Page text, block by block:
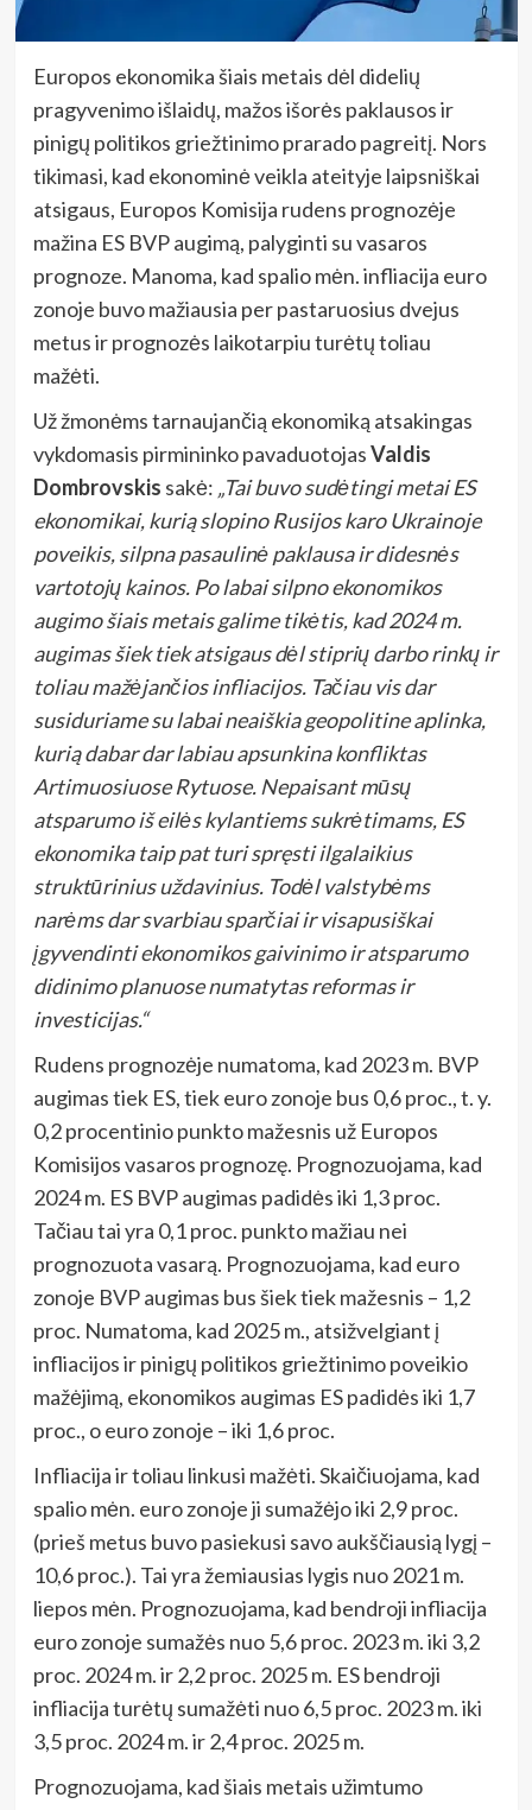
Europos ekonomika šiais metais dėl didelių
pragyvenimo išlaidų, mažos išorės paklausos ir
pinigų politikos griežtinimo prarado pagreitį. Nors
tikimasi, kad ekonominė veikla ateityje laipsniškai
atsigaus, Europos Komisija rudens prognozėje
mažina ES BVP augimą, palyginti su vasaros
prognoze. Manoma, kad spalio mėn. infliacija euro
zonoje buvo mažiausia per pastaruosius dvejus
metus ir prognozės laikotarpiu turėtų toliau
mažėti.
Už žmonėms tarnaujančią ekonomiką atsakingas
vykdomasis pirmininko pavaduotojasValdis
Dombrovskis sakė: „Tai buvo sudėtingi metai ES
ekonomikai, kurią slopino Rusijos karo Ukrainoje
poveikis, silpna pasaulinė paklausa ir didesnės
vartotojų kainos. Po labai silpno ekonomikos
augimo šiais metais galime tikėtis, kad 2024 m.
augimas šiek tiek atsigaus dėl stiprių darbo rinkų ir
toliau mažėjančios infliacijos. Tačiau vis dar
susiduriame su labai neaiškia geopolitine aplinka,
kurią dabar dar labiau apsunkina konfliktas
Artimuosiuose Rytuose. Nepaisant mūsų
atsparumo iš eilės kylantiems sukrėtimams, ES
ekonomika taip pat turi spręsti ilgalaikius
struktūrinius uždavinius. Todėl valstybėms
narėms dar svarbiau sparčiai ir visapusiškai
įgyvendinti ekonomikos gaivinimo ir atsparumo
didinimo planuose numatytas reformas ir
investicijas.“
Rudens prognozėje numatoma, kad 2023 m. BVP
augimas tiek ES, tiek euro zonoje bus 0,6 proc., t. y.
0,2 procentinio punkto mažesnis už Europos
Komisijos vasaros prognozę. Prognozuojama, kad
2024 m. ES BVP augimas padidės iki 1,3 proc.
Tačiau tai yra 0,1 proc. punkto mažiau nei
prognozuota vasarą. Prognozuojama, kad euro
zonoje BVP augimas bus šiek tiek mažesnis – 1,2
proc. Numatoma, kad 2025 m., atsižvelgiant į
infliacijos ir pinigų politikos griežtinimo poveikio
mažėjimą, ekonomikos augimas ES padidės iki 1,7
proc., o euro zonoje – iki 1,6 proc.
Infliacija ir toliau linkusi mažėti. Skaičiuojama, kad
spalio mėn. euro zonoje ji sumažėjo iki 2,9 proc.
(prieš metus buvo pasiekusi savo aukščiausią lygį –
10,6 proc.). Tai yra žemiausias lygis nuo 2021 m.
liepos mėn. Prognozuojama, kad bendroji infliacija
euro zonoje sumažės nuo 5,6 proc. 2023 m. iki 3,2
proc. 2024 m. ir 2,2 proc. 2025 m. ES bendroji
infliacija turėtų sumažėti nuo 6,5 proc. 2023 m. iki
3,5 proc. 2024 m. ir 2,4 proc. 2025 m.
Prognozuojama, kad šiais metais užimtumo